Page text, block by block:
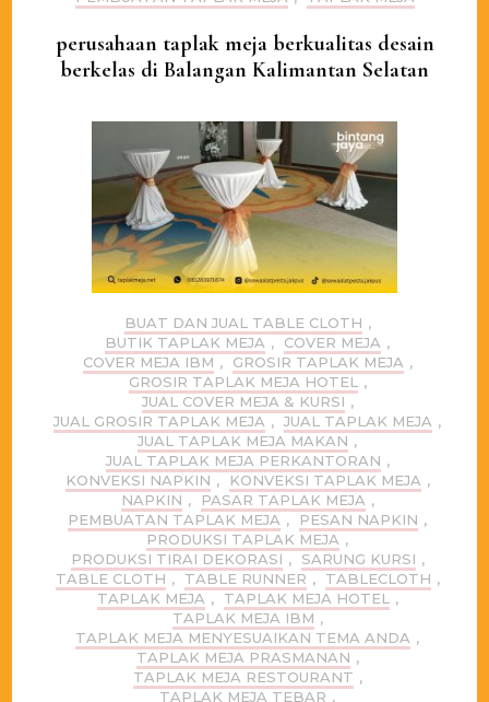
perusahaan taplak meja berkualitas desain
berkelas di Balangan Kalimantan Selatan
BUAT DAN JUAL TABLE CLOTH ,
BUTIK TAPLAK MEJA , COVER MEJA ,
COVER MEJA IBM , GROSIR TAPLAK MEJA ,
GROSIR TAPLAK MEJA HOTEL ,
JUAL COVER MEJA & KURSI ,
JUAL GROSIR TAPLAK MEJA , JUAL TAPLAK MEJA ,
JUAL TAPLAK MEJA MAKAN ,
JUAL TAPLAK MEJA PERKANTORAN ,
KONVEKSI NAPKIN , KONVEKSI TAPLAK MEJA ,
NAPKIN , PASAR TAPLAK MEJA ,
PEMBUATAN TAPLAK MEJA , PESAN NAPKIN ,
PRODUKSI TAPLAK MEJA ,
PRODUKSI TIRAI DEKORASI , SARUNG KURSI ,
TABLE CLOTH , TABLE RUNNER , TABLECLOTH ,
TAPLAK MEJA , TAPLAK MEJA HOTEL ,
TAPLAK MEJA IBM ,
TAPLAK MEJA MENYESUAIKAN TEMA ANDA ,
TAPLAK MEJA PRASMANAN ,
TAPLAK MEJA RESTOURANT ,
TAPLAK MEJA TEBAR ,